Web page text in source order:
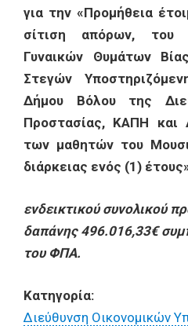
για την «Προμήθεια
σίτιση απόρων, του
Γυναικών Θυμάτων
Στεγών
Δήμου Βόλου της
Προστασίας, ΚΑΠΗ και
των μαθητών του
διάρκειας ενός (1)
ενδεικτικού συνολικού
δαπάνης 496.016,33€
του ΦΠΑ.
Κατηγορία:
Διεύθυνση Οικονομικών